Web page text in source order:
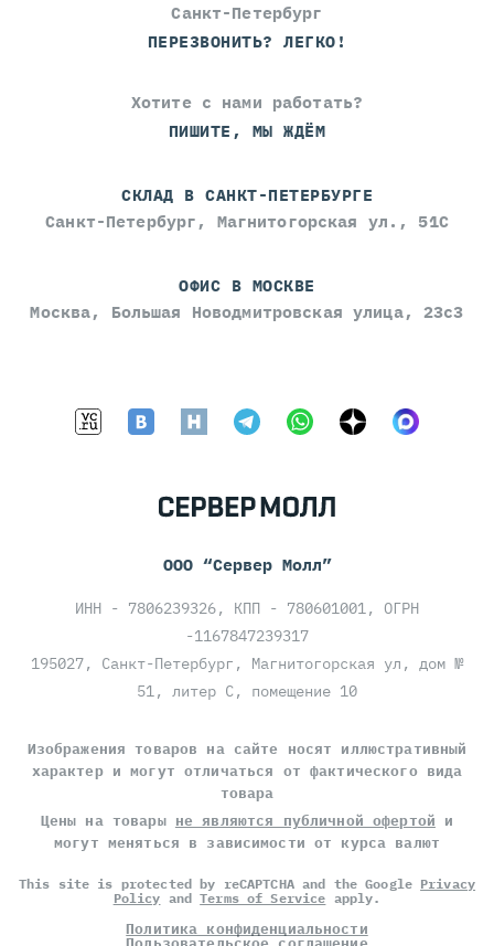
Санкт-Петербург
ПЕРЕЗВОНИТЬ? ЛЕГКО!
Хотите с нами работать?
ПИШИТЕ, МЫ ЖДЁМ
СКЛАД В САНКТ-ПЕТЕРБУРГЕ
Санкт-Петербург, Магнитогорская ул., 51С
ОФИС В МОСКВЕ
Москва, Большая Новодмитровская улица, 23с3
ООО “Сервер Молл”
ИНН - 7806239326, КПП - 780601001, ОГРН
-1167847239317
195027, Санкт-Петербург, Магнитогорская ул, дом №
51, литер С, помещение 10
Изображения товаров на сайте носят иллюстративный
характер и могут отличаться от фактического вида
товара
Цены на товары не являются публичной офертой и
могут меняться в зависимости от курса валют
This site is protected by reCAPTCHA and the Google Privacy
Policy andTerms of Service apply.
Политика конфиденциальности